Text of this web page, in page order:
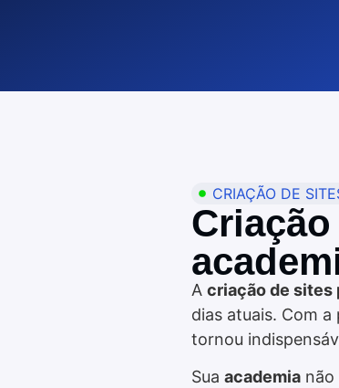
CRIAÇÃO DE
Acriação de sites
dias atuais. Com
tornou
Suaacademia